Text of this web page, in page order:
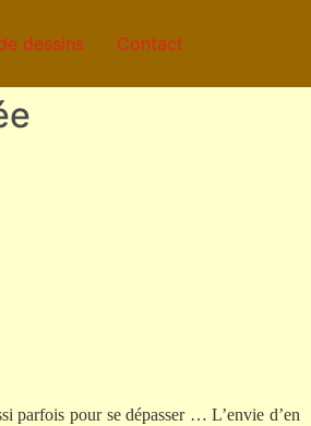
dessins Contact
parfois pour se dépasser … L’envie d’en